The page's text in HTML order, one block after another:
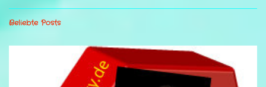
Beliebte Posts